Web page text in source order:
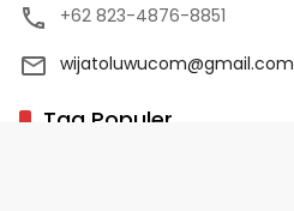
+62 823-4876-8851
wijatoluwucom@gmail.com
Tag Populer